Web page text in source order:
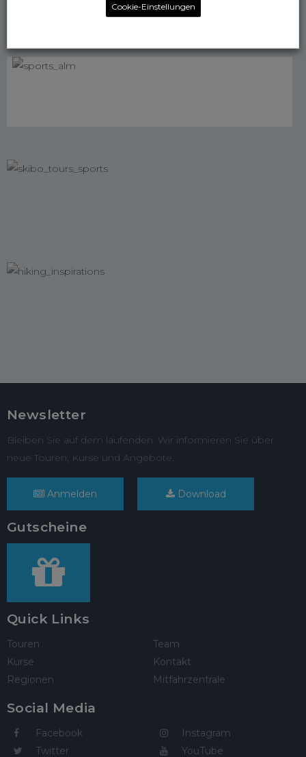
Newsletter
Bleiben Sie auf dem laufenden. Wir informieren Sie über
neue Touren, Kurse und Angebote.
Anmelden Download
Gutscheine
Quick Links
Touren
Kurse
Regionen
Team
Kontakt
Mitfahrzentrale
Social Media
Facebook
Twitter
Instagram
YouTube
Cookie-Einstellungen